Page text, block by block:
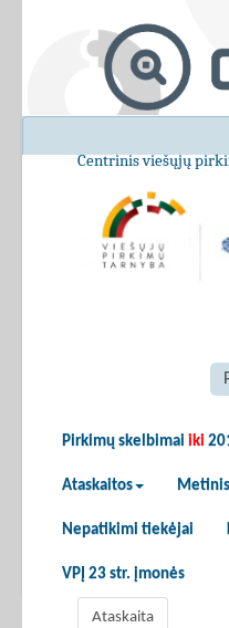
Centrinis viešųjų
Pirkimų skelbimai iki
Ataskaitos
Nepatikimi tiekėjai
VPĮ 23 str. įmonės
Ataskaita